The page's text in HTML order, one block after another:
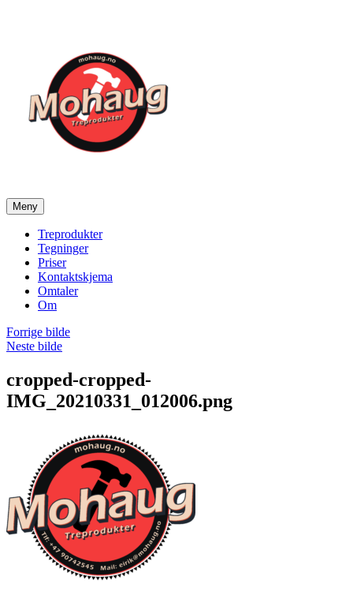
Mohaug Treprodukter
Salg av tegninger og treprodukter
Meny
Treprodukter
Tegninger
Priser
Kontaktskjema
Omtaler
Om
Forrige bilde
Neste bilde
cropped-cropped-
IMG_20210331_012006.png